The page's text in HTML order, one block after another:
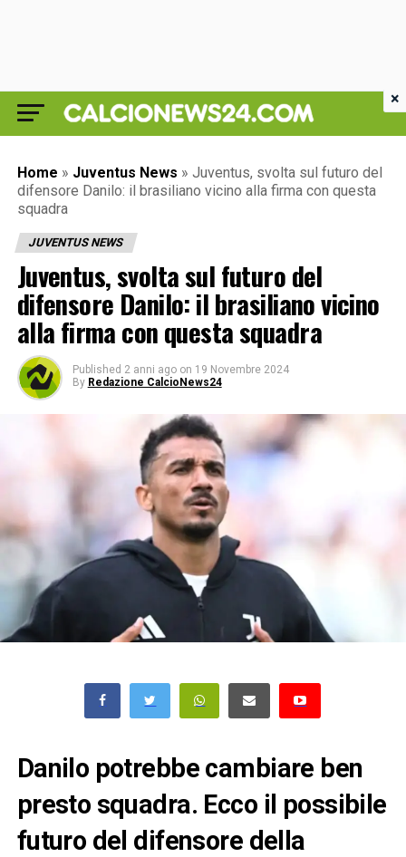
Home » Juventus News » Juventus, svolta sul futuro del
difensore Danilo: il brasiliano vicino alla firma con questa
squadra
JUVENTUS NEWS
Juventus, svolta sul futuro del
difensore Danilo: il brasiliano vicino
alla firma con questa squadra
Published 2 anni ago on 19 Novembre 2024
By Redazione CalcioNews24
Danilo potrebbe cambiare ben
presto squadra. Ecco il possibile
futuro del difensore della
×